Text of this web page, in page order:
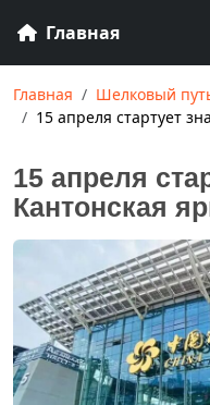
Главная
Главная
Шелковый
15 апреля стартует
15 апреля
Кантонская